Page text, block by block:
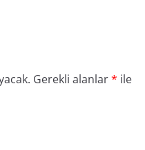
Gerekli alanlar* ile